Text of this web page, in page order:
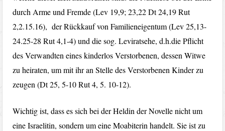
durch Arme und Fremde (Lev 19,9; 23,22 Dt 24,19 Rut
2,2.15.16), der Rückkauf von Familieneigentum (Lev 25,13-
24.25-28 Rut 4,1-4) und die sog. Leviratsehe, d.h.die Pflicht
des Verwandten eines kinderlos Verstorbenen, dessen Witwe
zu heiraten, um mit ihr an Stelle des Verstorbenen Kinder zu
zeugen (Dt 25, 5-10 Rut 4, 5. 10-12).
Wichtig ist, dass es sich bei der Heldin der Novelle nicht um
eine Israelitin, sondern um eine Moabiterin handelt. Sie ist zu